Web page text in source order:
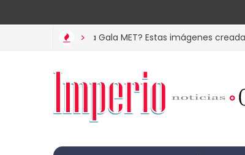
>
Perry en la Gala MET? Estas imágenes creadas por